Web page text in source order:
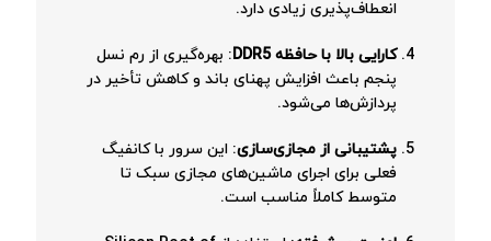
انعطاف‌پذیری زیادی دارد.
کارایی بالا با حافظه DDR5
: بهره‌گیری از رم نسل
پنجم باعث افزایش پهنای باند و کاهش تأخیر در
پردازش‌ها می‌شود.
پشتیبانی از مجازی‌سازی: این سرور با کانفیگ
فعلی برای اجرای ماشین‌های مجازی سبک تا
متوسط کاملاً مناسب است.